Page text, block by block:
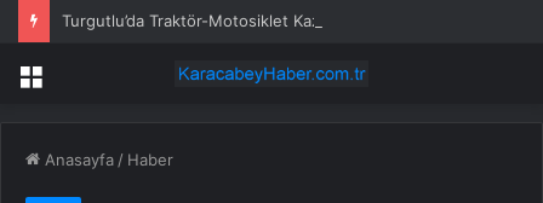
Turgutlu’da Traktör-Motosiklet Kazası
Menü
Anasayfa / Haber